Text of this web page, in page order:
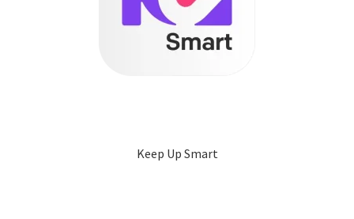
Keep Up Smart